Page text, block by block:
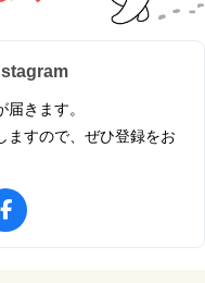
きます。
ますので、ぜひ登録をお